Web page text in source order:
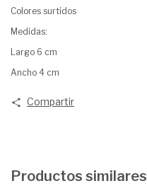
Colores surtidos
Medidas:
Largo 6 cm
Ancho 4 cm
Compartir
Productos similares